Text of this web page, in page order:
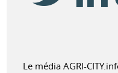
Le média AGRI-